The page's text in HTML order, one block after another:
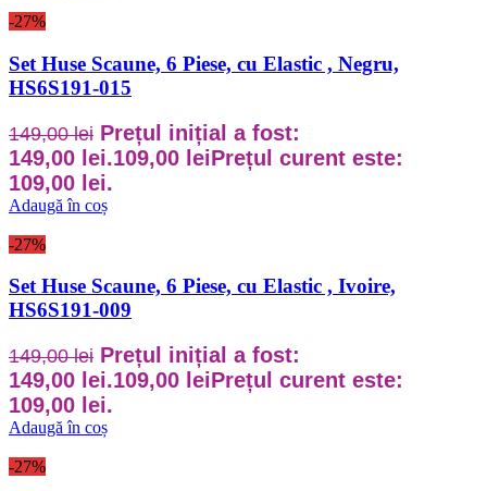
-27%
Set Huse Scaune, 6 Piese, cu Elastic , Negru,
HS6S191-015
149,00lei Prețul inițial a fost:
149,00 lei.109,00 leiPrețul curent este:
109,00 lei.
Adaugă în coș
-27%
Set Huse Scaune, 6 Piese, cu Elastic , Ivoire,
HS6S191-009
149,00lei Prețul inițial a fost:
149,00 lei.109,00 leiPrețul curent este:
109,00 lei.
Adaugă în coș
-27%